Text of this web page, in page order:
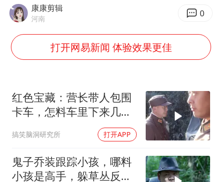
以军士兵把枪口对准中国记者
韩军前线部队连曝丑闻
上海大部迎大暴雨
武契奇会见泽连斯基有何意图
笔试第一被劝弃考涉事副校长被撤职
奋力开创中国式现代化建设新局面
康康剪辑
河南 0
打开网易新闻 体验效果更佳
红色宝藏：营长带人包围
卡车，怎料车里下来几十
搞笑脑洞研究所 打开APP
鬼子乔装跟踪小孩，哪料
小孩是高手，躲草丛反击